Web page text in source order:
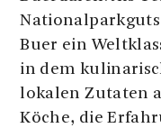
Buer ein
in dem
lokalen Zutaten
Köche, die